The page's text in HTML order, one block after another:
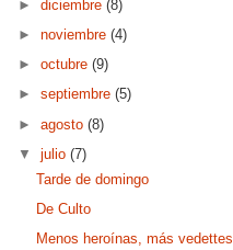
►diciembre(8)
►noviembre(4)
►octubre(9)
►septiembre(5)
►agosto(8)
▼julio(7)
Tarde de domingo
De Culto
Menos heroínas, más vedettes